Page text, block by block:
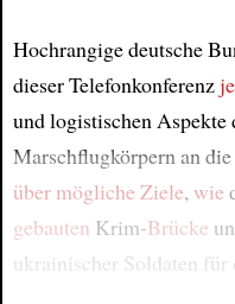
Hochrangige deutsche
dieser Telefonkonferenz
und logistischen Aspekte
Marschflugkörpern an
über mögliche Ziele, wie
gebauten Krim-Brücke
ukrainischer Soldaten für